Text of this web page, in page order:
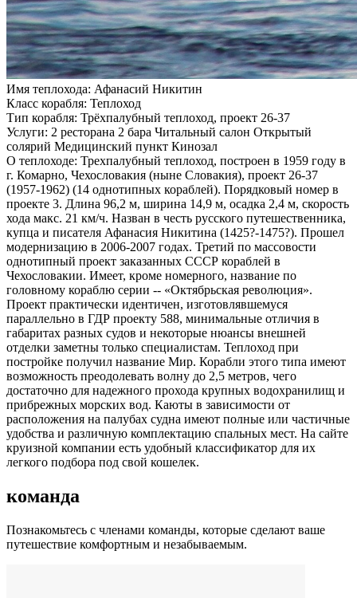
Имя теплохода: Афанасий Никитин
Класс корабля: Теплоход
Тип корабля: Трёхпалубный теплоход, проект 26-37
Услуги: 2 ресторана 2 бара Читальный салон Открытый
солярий Медицинский пункт Кинозал
О теплоходе: Трехпалубный теплоход, построен в 1959 году в
г. Комарно, Чехословакия (ныне Словакия), проект 26-37
(1957-1962) (14 однотипных кораблей). Порядковый номер в
проекте 3. Длина 96,2 м, ширина 14,9 м, осадка 2,4 м, скорость
хода макс. 21 км/ч. Назван в честь русского путешественника,
купца и писателя Афанасия Никитина (1425?-1475?). Прошел
модернизацию в 2006-2007 годах. Третий по массовости
однотипный проект заказанных СССР кораблей в
Чехословакии. Имеет, кроме номерного, название по
головному кораблю серии -- «Октябрьская революция».
Проект практически идентичен, изготовлявшемуся
параллельно в ГДР проекту 588, минимальные отличия в
габаритах разных судов и некоторые нюансы внешней
отделки заметны только специалистам. Теплоход при
постройке получил название Мир. Корабли этого типа имеют
возможность преодолевать волну до 2,5 метров, чего
достаточно для надежного прохода крупных водохранилищ и
прибрежных морских вод. Каюты в зависимости от
расположения на палубах судна имеют полные или частичные
удобства и различную комплектацию спальных мест. На сайте
круизной компании есть удобный классификатор для их
легкого подбора под свой кошелек.
команда
Познакомьтесь с членами команды, которые сделают ваше
путешествие комфортным и незабываемым.